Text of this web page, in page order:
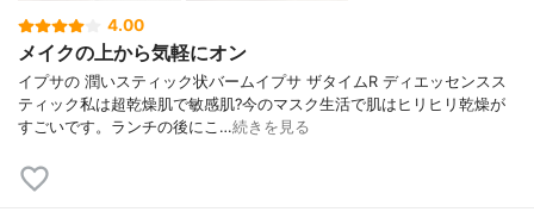
4.00
メイクの上から気軽にオン
イプサの 潤いスティック状バームイプサ ザタイムR ディエッセンスス
ティック私は超乾燥肌で敏感肌?今のマスク生活で肌はヒリヒリ乾燥が
すごいです。ランチの後にこ…続きを見る